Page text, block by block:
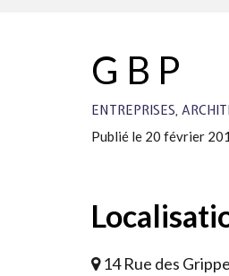
G B P
ENTREPRISES,
Publié le 20 février
14 Rue des